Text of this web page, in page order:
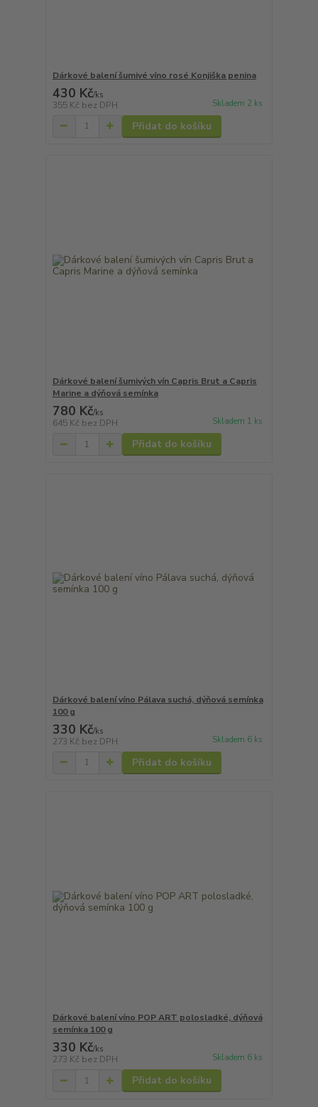
Dárkové balení šumivé víno rosé Konjiška penina
430 Kč/ks
355 Kč bez DPH Skladem 2 ks
Přidat do košíku
Dárkové balení šumivých vín Capris Brut a Capris
Marine a dýňová semínka
780 Kč/ks
645 Kč bez DPH Skladem 1 ks
Přidat do košíku
Dárkové balení víno Pálava suchá, dýňová semínka
100 g
330 Kč/ks
273 Kč bez DPH Skladem 6 ks
Přidat do košíku
Dárkové balení víno POP ART polosladké, dýňová
semínka 100 g
330 Kč/ks
273 Kč bez DPH Skladem 6 ks
Přidat do košíku